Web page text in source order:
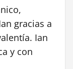
gracias a
Ian
y con